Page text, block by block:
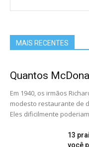
MAIS RECENTES
Quantos
Em 1940, os irmãos
modesto restaurante de
Eles dificilmente
13
você